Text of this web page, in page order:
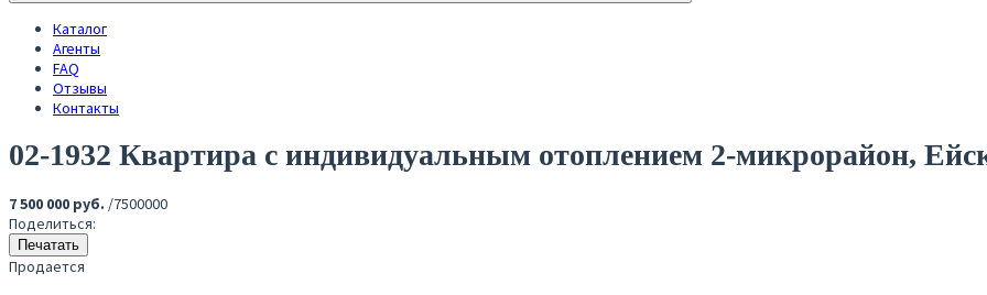
Каталог
Агенты
FAQ
Отзывы
Контакты
02-1932 Квартира с индивидуальным отоплением 2-микрорайон,
7 500 000 руб. /7500000
Поделиться:
Печатать
Продается